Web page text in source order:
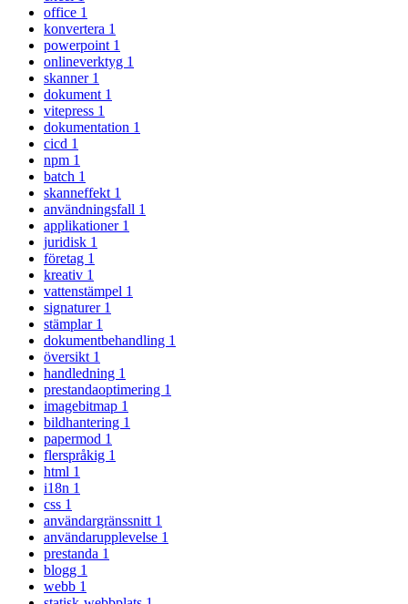
office 1
konvertera 1
powerpoint 1
onlineverktyg 1
skanner 1
dokument 1
vitepress 1
dokumentation 1
cicd 1
npm 1
batch 1
skanneffekt 1
användningsfall 1
applikationer 1
juridisk 1
företag 1
kreativ 1
vattenstämpel 1
signaturer 1
stämplar 1
dokumentbehandling 1
översikt 1
handledning 1
prestandaoptimering 1
imagebitmap 1
bildhantering 1
papermod 1
flerspråkig 1
html 1
i18n 1
css 1
användargränssnitt 1
användarupplevelse 1
prestanda 1
blogg 1
webb 1